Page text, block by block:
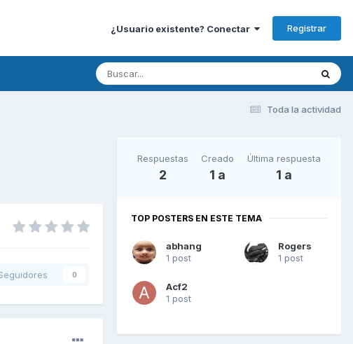
¿Usuario existente? Conectar Registrar
Toda la actividad
0
Respuestas
2
Creado
1 a
Última respuesta
1 a
TOP POSTERS EN ESTE TEMA
abhang
1 post
Rogers
1 post
Acf2
1 post